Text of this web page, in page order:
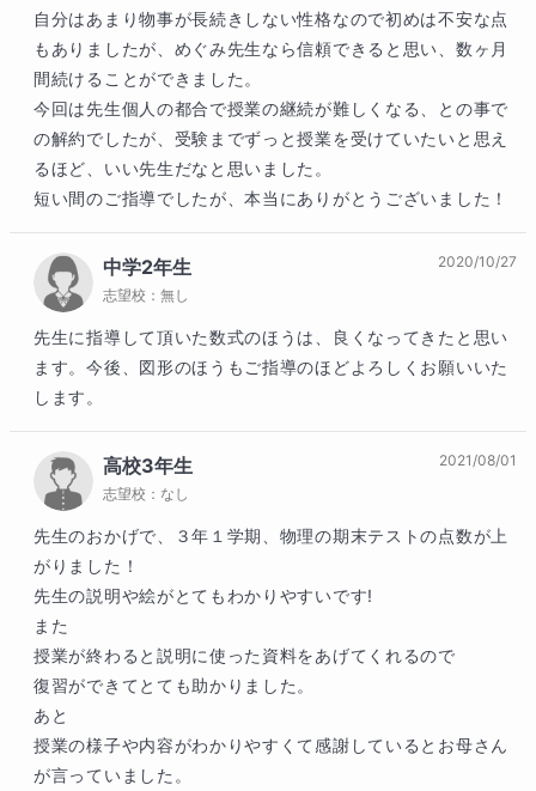
自分はあまり物事が長続きしない性格なので初めは不安な点
もありましたが、めぐみ先生なら信頼できると思い、数ヶ月
間続けることができました。
今回は先生個人の都合で授業の継続が難しくなる、との事で
の解約でしたが、受験までずっと授業を受けていたいと思え
るほど、いい先生だなと思いました。
短い間のご指導でしたが、本当にありがとうございました！
中学2年生
志望校： 無し
2020/10/27
先生に指導して頂いた数式のほうは、良くなってきたと思い
ます。今後、図形のほうもご指導のほどよろしくお願いいた
します。
高校3年生
志望校： なし
2021/08/01
先生のおかげで、３年１学期、物理の期末テストの点数が上
がりました！
先生の説明や絵がとてもわかりやすいです!
また
授業が終わると説明に使った資料をあげてくれるので
復習ができてとても助かりました。
あと
授業の様子や内容がわかりやすくて感謝しているとお母さん
が言っていました。